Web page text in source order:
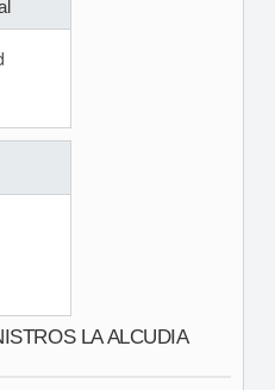
LA ALCUDIA